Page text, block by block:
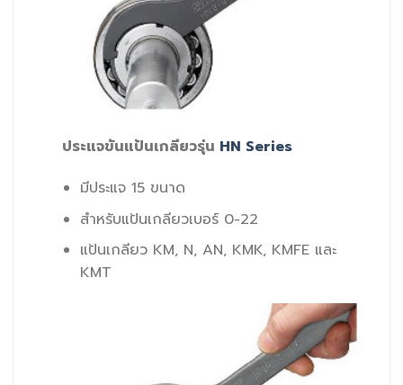
ประแจขันแป้นเกลียวรุ่น HN Series
มีประแจ 15 ขนาด
สำหรับแป้นเกลียวเบอร์ 0-22
แป้นเกลียว KM, N, AN, KMK, KMFE และ
KMT